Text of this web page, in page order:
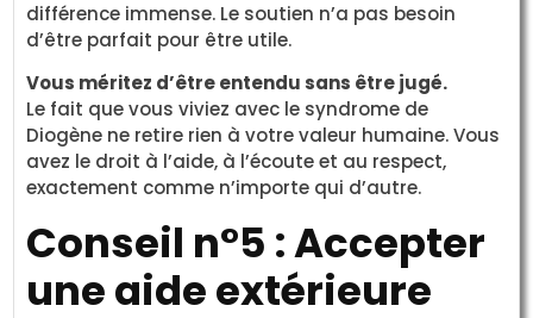
différence immense. Le soutien n’a pas besoin
d’être parfait pour être utile.
Vous méritez d’être entendu sans être jugé.
Le fait que vous viviez avec le syndrome de
Diogène ne retire rien à votre valeur humaine. Vous
avez le droit à l’aide, à l’écoute et au respect,
exactement comme n’importe qui d’autre.
Conseil n°5 : Accepter
une aide extérieure